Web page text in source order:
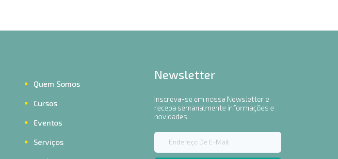
Quem Somos
Cursos
Eventos
Serviços
Newsletter
Inscreva-se em nossa Newsletter e
receba semanalmente informações e
novidades.